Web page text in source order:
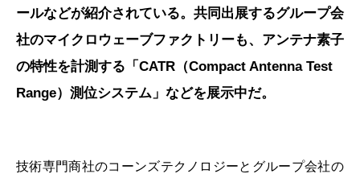
ールなどが紹介されている。共同出展するグループ会
社のマイクロウェーブファクトリーも、アンテナ素子
の特性を計測する「CATR（Compact Antenna Test
Range）測位システム」などを展示中だ。
技術専門商社のコーンズテクノロジーとグループ会社の